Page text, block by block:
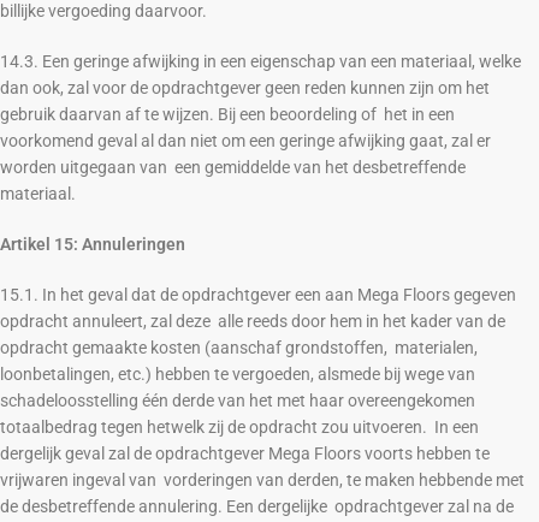
billijke vergoeding daarvoor.
14.3. Een geringe afwijking in een eigenschap van een materiaal, welke
dan ook, zal voor de opdrachtgever geen reden kunnen zijn om het
gebruik daarvan af te wijzen. Bij een beoordeling of het in een
voorkomend geval al dan niet om een geringe afwijking gaat, zal er
worden uitgegaan van een gemiddelde van het desbetreffende
materiaal.
Artikel 15: Annuleringen
15.1. In het geval dat de opdrachtgever een aan Mega Floors gegeven
opdracht annuleert, zal deze alle reeds door hem in het kader van de
opdracht gemaakte kosten (aanschaf grondstoffen, materialen,
loonbetalingen, etc.) hebben te vergoeden, alsmede bij wege van
schadeloosstelling één derde van het met haar overeengekomen
totaalbedrag tegen hetwelk zij de opdracht zou uitvoeren. In een
dergelijk geval zal de opdrachtgever Mega Floors voorts hebben te
vrijwaren ingeval van vorderingen van derden, te maken hebbende met
de desbetreffende annulering. Een dergelijke opdrachtgever zal na de